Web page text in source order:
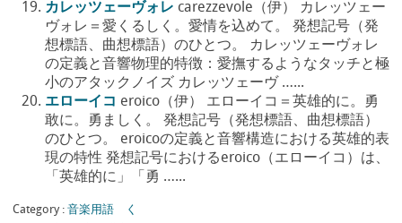
カレッツェーヴォレ carezzevole（伊） カレッツェー
ヴォレ＝愛くるしく。愛情を込めて。 発想記号（発
想標語、曲想標語）のひとつ。 カレッツェーヴォレ
の定義と音響物理的特徴：愛撫するようなタッチと極
小のアタックノイズ カレッツェーヴ …...
エローイコ eroico（伊） エローイコ＝英雄的に。勇
敢に。勇ましく。 発想記号（発想標語、曲想標語）
のひとつ。 eroicoの定義と音響構造における英雄的表
現の特性 発想記号におけるeroico（エローイコ）は、
「英雄的に」「勇 …...
Category : 音楽用語 く